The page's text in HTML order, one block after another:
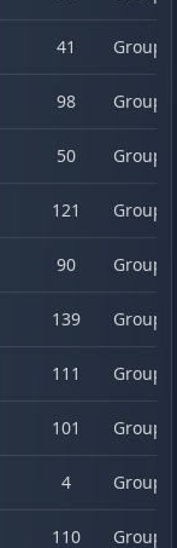
41 Group
98 Group
50 Group
121 Group
90 Group
139 Group
111 Group
101 Group
4 Group
110 Group